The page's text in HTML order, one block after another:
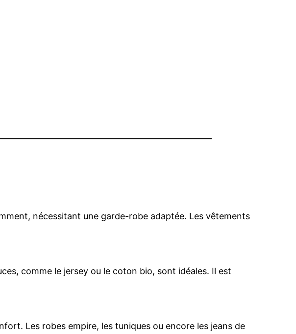
nécessitant une garde-robe adaptée. Les vêtements
comme le jersey ou le coton bio, sont idéales. Il est
Les robes empire, les tuniques ou encore les jeans de